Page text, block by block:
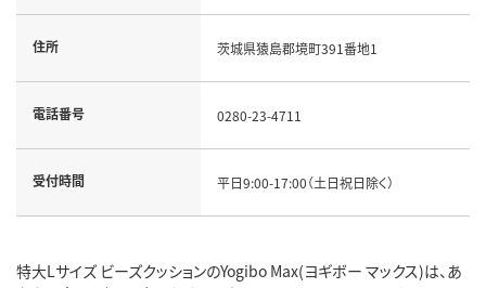
住所 茨城県猿島郡境町391番地1
電話番号 0280-23-4711
受付時間 平日9:00-17:00（土日祝日除く）
特大Lサイズ ビーズクッションのYogibo Max(ヨギボー マックス)は、あ